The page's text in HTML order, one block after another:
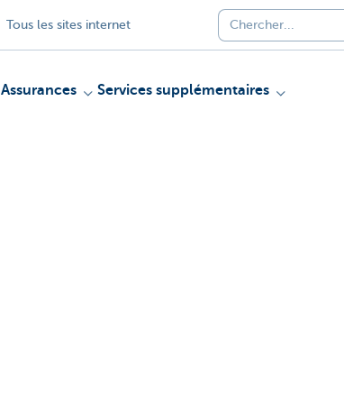
Tous les sites internet
Assurances Services supplémentaires